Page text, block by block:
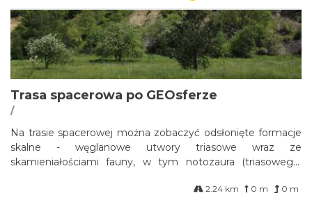
Trasa spacerowa po GEOsferze
/
Na trasie spacerowej można zobaczyć odsłonięte formacje
skalne - węglanowe utwory triasowe wraz ze
skamieniałościami fauny, w tym notozaura (triasowego,
geologiczne i geomorfologiczne, w tym megariplemarki
2.24 km 0 m
0 m